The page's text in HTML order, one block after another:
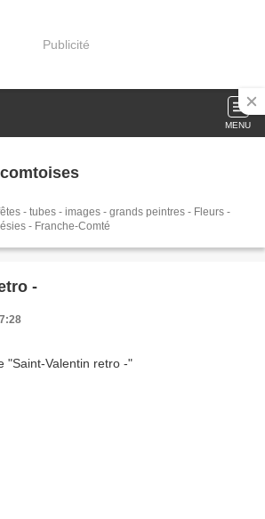
Publicité
MENU
- tubes - images - grands peintres - Fleurs -
- Franche-Comté
-